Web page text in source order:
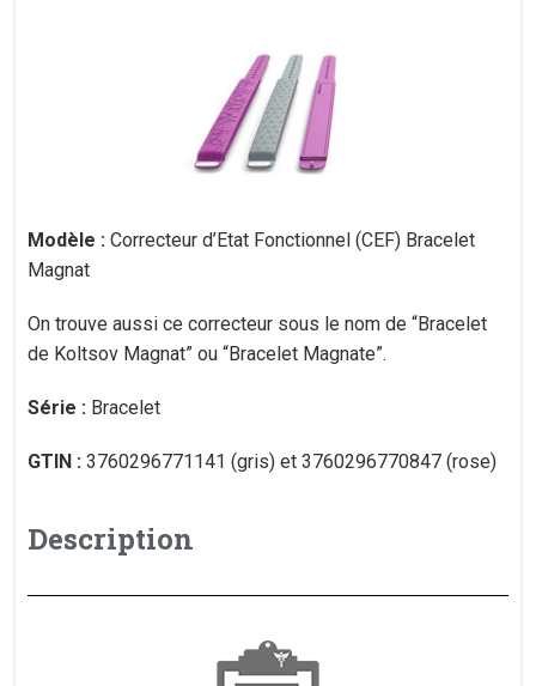
Modèle : Correcteur d’Etat Fonctionnel (CEF) Bracelet
Magnat
On trouve aussi ce correcteur sous le nom de “Bracelet
de Koltsov Magnat” ou “Bracelet Magnate”.
Série : Bracelet
GTIN : 3760296771141 (gris) et 3760296770847 (rose)
Description